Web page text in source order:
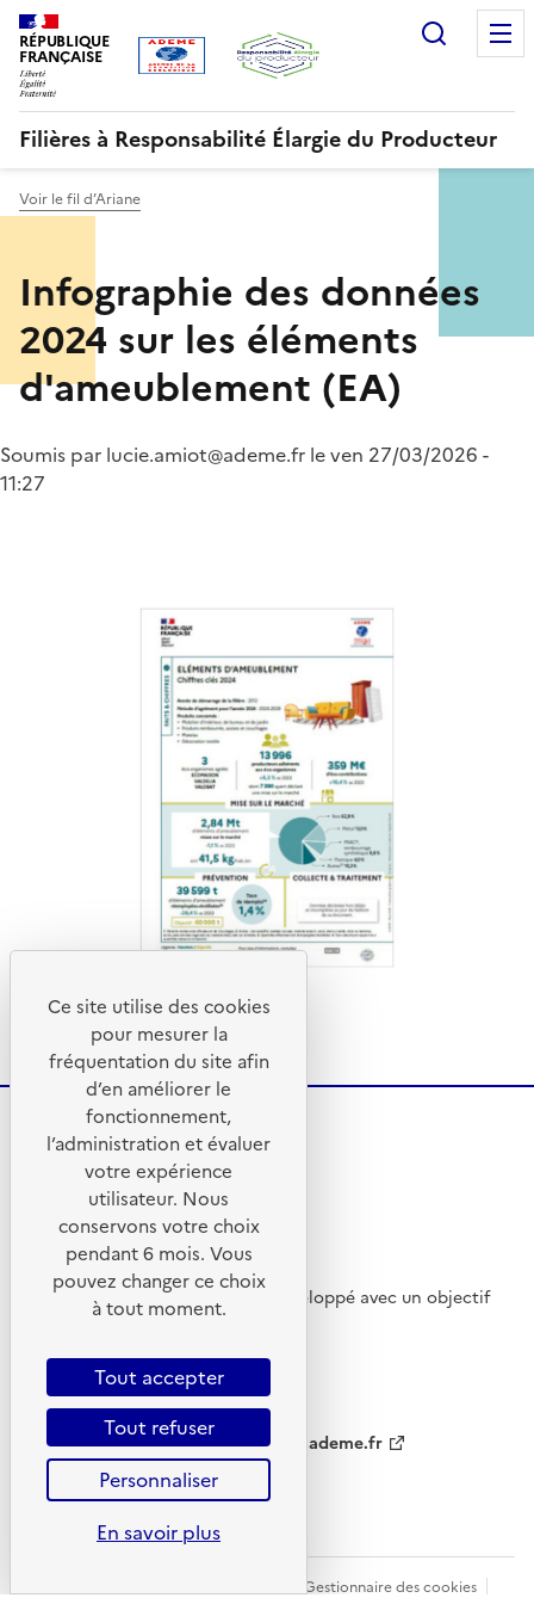
Aller
au
contenu
principal
RÉPUBLIQUE
FRANÇAISE
Filières à Responsabilité Élargie du Producteur
Voir le fil d’Ariane
Menu
ORRR
Infographie des données
2024 sur les éléments
d'ameublement (EA)
Soumis par lucie.amiot@ademe.fr leven 27/03/2026 -
11:27
Ce site internet a été pensé et développé avec un objectif
ademe.fr
agirpourlatransition.ademe.fr
ecologie.gouv.fr
Gestionnaire des cookies
Gestion des cookies
Ce site utilise des cookies
pour mesurer la
fréquentation du site afin
d’en améliorer le
fonctionnement,
l’administration et évaluer
votre expérience
utilisateur. Nous
conservons votre choix
pendant 6 mois. Vous
pouvez changer ce choix
à tout moment.
Tout accepter
Tout refuser
Personnaliser
En savoir plus